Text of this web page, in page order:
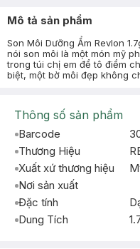
Mô tả sản phẩm
Son Môi Dưỡng Ẩm Revlon
nói son môi là một món mỹ
trong túi chị em để tô điểm
biệt, một bờ môi đẹp không
Thông số sản phẩm
Barcode
Thương Hiệu
Xuất xứ thương hiệu
Nơi sản xuất
Đặc tính
Dung Tích